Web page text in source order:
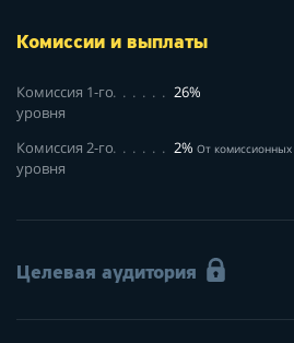
Комиссии и выплаты
Комиссия 1-го
уровня
26%
Комиссия 2-го
уровня
2%От
Целевая аудитория